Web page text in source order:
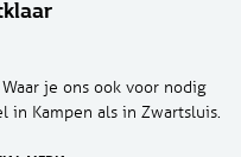
je ons ook voor nodig
in Kampen als in Zwartsluis.